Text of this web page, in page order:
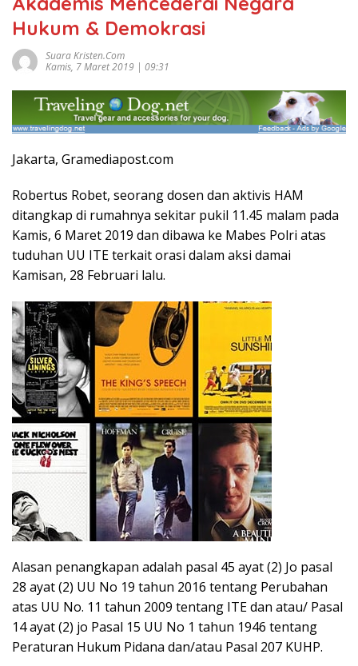
Hukum & Demokrasi
Suara Kristen.com
Kamis, 7 Maret 2019 | 09:31
Jakarta, Gramediapost.com
Robertus Robet, seorang dosen dan aktivis HAM
ditangkap di rumahnya sekitar pukil 11.45 malam pada
Kamis, 6 Maret 2019 dan dibawa ke Mabes Polri atas
tuduhan UU ITE terkait orasi dalam aksi damai
Kamisan, 28 Februari lalu.
Alasan penangkapan adalah pasal 45 ayat (2) Jo pasal
28 ayat (2) UU No 19 tahun 2016 tentang Perubahan
atas UU No. 11 tahun 2009 tentang ITE dan atau/ Pasal
14 ayat (2) jo Pasal 15 UU No 1 tahun 1946 tentang
Peraturan Hukum Pidana dan/atau Pasal 207 KUHP.